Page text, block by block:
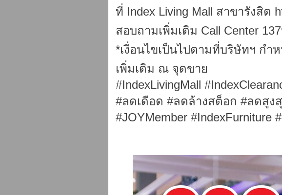
ที่ Index Living Mall สาขารังสิต
สอบถามเพิ่มเติม Call Center
*เงื่อนไขเป็นไปตามที่บริษัทฯ ก
เพิ่มเติม ณ จุดขาย
#IndexLivingMall
#ลดเดือด #ลดล้างสต็อก #ลดสูง
#JOYMember #IndexFurniture